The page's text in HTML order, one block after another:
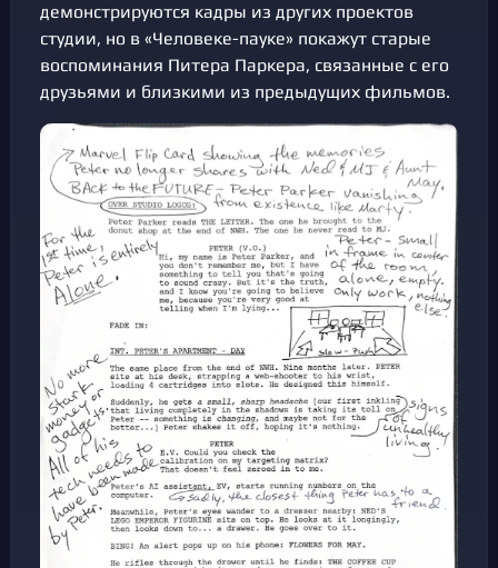
демонстрируются кадры из других проектов
студии, но в «Человеке-пауке» покажут старые
воспоминания Питера Паркера, связанные с его
друзьями и близкими из предыдущих фильмов.